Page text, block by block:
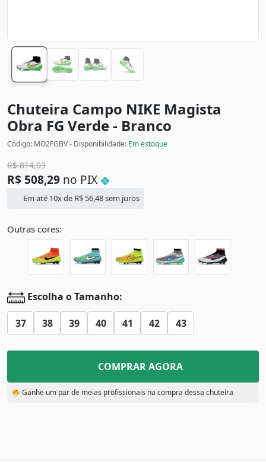
Chuteira Campo NIKE Magista
Obra FG Verde - Branco
Código: MO2FGBV - Disponibilidade: Em estoque
R$814,03
R$ 508,29 no PIX
Em até 10x de R$ 56,48sem juros
Outras cores:
Escolha o Tamanho:
37 38 39 40 41 42 43
COMPRAR AGORA
Ganhe um par de meias profissionais na compra dessa chuteira